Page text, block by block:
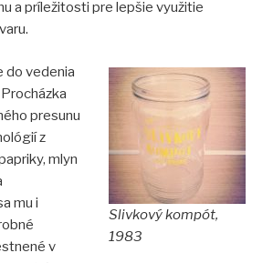
a príležitosti pre lepšie využitie
Slivkový kompót,
1983
do vedenia
presunu
z
mlyn
mu i
v